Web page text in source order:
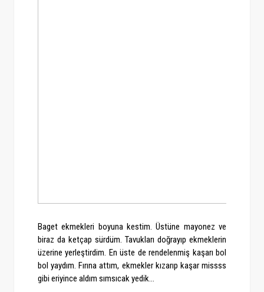
Baget ekmekleri boyuna kestim. Üstüne mayonez ve
biraz da ketçap sürdüm. Tavukları doğrayıp ekmeklerin
üzerine yerleştirdim. En üste de rendelenmiş kaşarı bol
bol yaydım. Fırına attım, ekmekler kızarıp kaşar missss
gibi eriyince aldım sımsıcak yedik...